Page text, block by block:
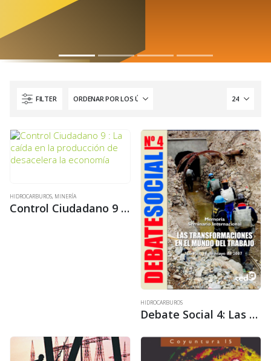
FILTER
HIDROCARBUROS, MINERÍA
Control Ciudadano 9 : La caída en la producción de desacelera la economía
HIDROCARBUROS
Debate Social 4: Las transformaciones en el mundo del trabajo – Memoria del Seminario Internacional